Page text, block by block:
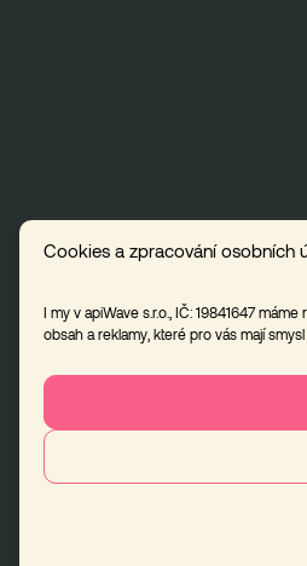
Cookies a zpracování osobních
I my v apiWave s.r.o., IČ: 19841647
obsah a reklamy, které pro vás mají